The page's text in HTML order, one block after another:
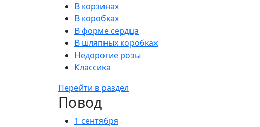
В корзинах
В коробках
В форме сердца
В шляпных коробках
Недорогие розы
Классика
Перейти в раздел
Повод
1 сентября